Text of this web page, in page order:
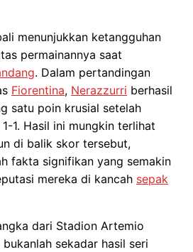
menunjukkan ketangguhan
permainannya saat
. Dalam pertandingan
Fiorentina, Nerazzurri berhasil
satu poin krusial setelah
1. Hasil ini mungkin terlihat
di balik skor tersebut,
fakta signifikan yang semakin
mereka di kancah sepak
dari Stadion Artemio
sekadar hasil seri